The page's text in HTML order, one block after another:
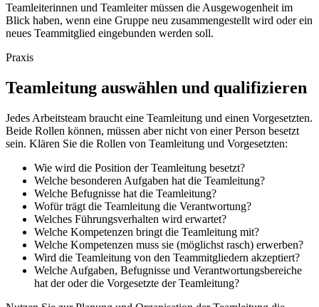
Teamleiterinnen und Teamleiter müssen die Ausgewogenheit im
Blick haben, wenn eine Gruppe neu zusammengestellt wird oder ein
neues Teammitglied eingebunden werden soll.
Praxis
Teamleitung auswählen und qualifizieren
Jedes Arbeitsteam braucht eine Teamleitung und einen Vorgesetzten.
Beide Rollen können, müssen aber nicht von einer Person besetzt
sein. Klären Sie die Rollen von Teamleitung und Vorgesetzten:
Wie wird die Position der Teamleitung besetzt?
Welche besonderen Aufgaben hat die Teamleitung?
Welche Befugnisse hat die Teamleitung?
Wofür trägt die Teamleitung die Verantwortung?
Welches Führungsverhalten wird erwartet?
Welche Kompetenzen bringt die Teamleitung mit?
Welche Kompetenzen muss sie (möglichst rasch) erwerben?
Wird die Teamleitung von den Teammitgliedern akzeptiert?
Welche Aufgaben, Befugnisse und Verantwortungsbereiche
hat der oder die Vorgesetzte der Teamleitung?